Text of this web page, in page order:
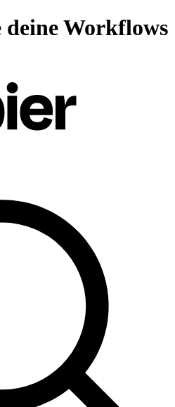
Workflows